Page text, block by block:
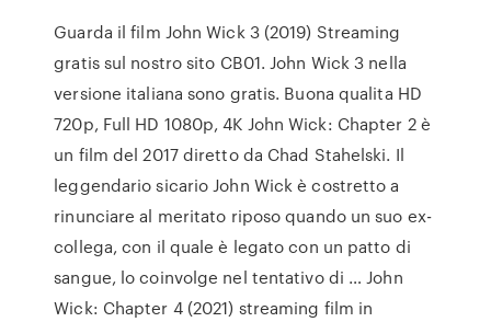
Guarda il film John Wick 3 (2019) Streaming
gratis sul nostro sito CB01. John Wick 3 nella
versione italiana sono gratis. Buona qualita HD
720p, Full HD 1080p, 4K John Wick: Chapter 2 è
un film del 2017 diretto da Chad Stahelski. Il
leggendario sicario John Wick è costretto a
rinunciare al meritato riposo quando un suo ex-
collega, con il quale è legato con un patto di
sangue, lo coinvolge nel tentativo di … John
Wick: Chapter 4 (2021) streaming film in